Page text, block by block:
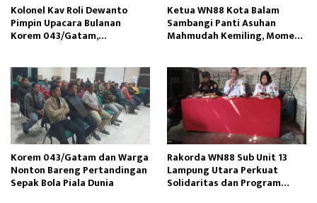
Kolonel Kav Roli Dewanto
Pimpin Upacara Bulanan
Korem 043/Gatam,
Ketua WN88 Kota Balam
Sambangi Panti Asuhan
Mahmudah Kemiling, Momen
Korem 043/Gatam dan Warga
Nonton Bareng Pertandingan
Sepak Bola Piala Dunia
Rakorda WN88 Sub Unit 13
Lampung Utara Perkuat
Solidaritas dan Program